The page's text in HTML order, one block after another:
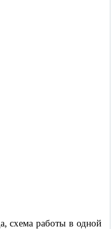
схема работы в одной